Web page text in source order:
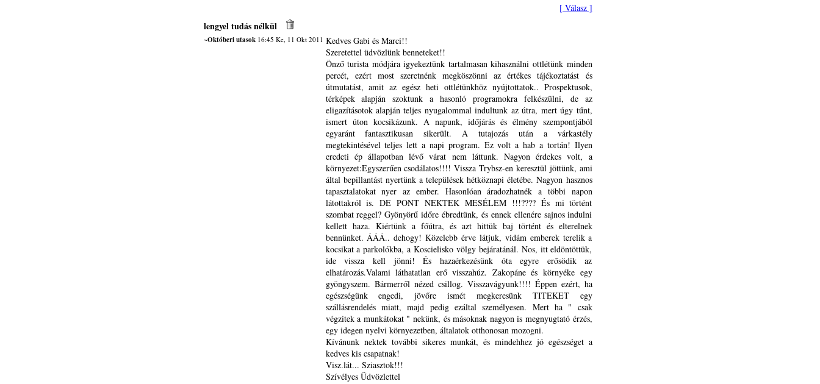
[ Válasz ]
lengyel tudás nélkül
~Októberi utasok16:45 Ke, 11 Okt 2011 Kedves Gabi és Marci!!
Szeretettel üdvözlünk benneteket!!
Önző turista módjára igyekeztünk tartalmasan kihasználni ottlétünk minden
percét, ezért most szeretnénk megköszönni az értékes tájékoztatást és
útmutatást, amit az egész heti ottlétünkhöz nyújtottatok.. Prospektusok,
térképek alapján szoktunk a hasonló programokra felkészülni, de az
eligazításotok alapján teljes nyugalommal indultunk az útra, mert úgy tűnt,
ismert úton kocsikázunk. A napunk, időjárás és élmény szempontjából
egyaránt fantasztikusan sikerült. A tutajozás után a várkastély
megtekintésével teljes lett a napi program. Ez volt a hab a tortán! Ilyen
eredeti ép állapotban lévő várat nem láttunk. Nagyon érdekes volt, a
környezet:Egyszerűen csodálatos!!!! Vissza Trybsz-en keresztül jöttünk, ami
által bepillantást nyertünk a települések hétköznapi életébe. Nagyon hasznos
tapasztalatokat nyer az ember. Hasonlóan áradozhatnék a többi napon
látottakról is. DE PONT NEKTEK MESÉLEM !!!???? És mi történt
szombat reggel? Gyönyörű időre ébredtünk, és ennek ellenére sajnos indulni
kellett haza. Kiértünk a főútra, és azt hittük baj történt és elterelnek
bennünket. ÁÁÁ.. dehogy! Közelebb érve látjuk, vidám emberek terelik a
kocsikat a parkolókba, a Koscielisko völgy bejáratánál. Nos, itt eldöntöttük,
ide vissza kell jönni! És hazaérkezésünk óta egyre erősödik az
elhatározás.Valami láthatatlan erő visszahúz. Zakopáne és környéke egy
gyöngyszem. Bármerről nézed csillog. Visszavágyunk!!!! Éppen ezért, ha
egészségünk engedi, jövőre ismét megkeresünk TITEKET egy
szállásrendelés miatt, majd pedig ezáltal személyesen. Mert ha " csak
végzitek a munkátokat " nekünk, és másoknak nagyon is megnyugtató érzés,
egy idegen nyelvi környezetben, általatok otthonosan mozogni.
Kívánunk nektek további sikeres munkát, és mindehhez jó egészséget a
kedves kis csapatnak!
Visz.lát... Sziasztok!!!
Szívélyes Üdvözlettel